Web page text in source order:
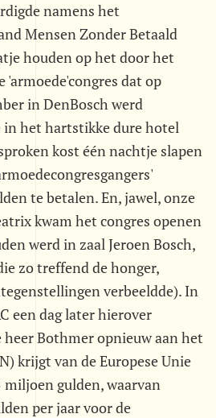
namens het
Mensen Zonder Betaald
houden op het door het
'armoede'congres dat op
in DenBosch werd
in het hartstikke dure hotel
kost één nachtje slapen
te betalen. En, jawel, onze
kwam het congres openen
werd in zaal Jeroen Bosch,
zo treffend de honger,
verbeeldde). In
een dag later hierover
heer Bothmer opnieuw aan het
krijgt van de Europese Unie
miljoen gulden, waarvan
per jaar voor de